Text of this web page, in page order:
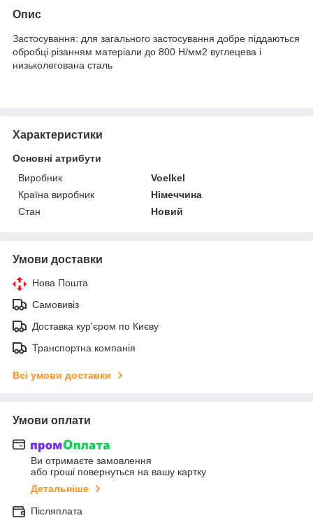
Опис
Застосування: для загального застосування добре піддаються
обробці різанням матеріали до 800 Н/мм2 вуглецева і
низьколегована сталь
Характеристики
Основні атрибути
Виробник
Voelkel
Країна виробник
Німеччина
Стан
Новий
Умови доставки
Нова Пошта
Самовивіз
Доставка кур'єром по Києву
Транспортна компанія
Всі умови доставки
Умови оплати
Ви отримаєте замовлення
або гроші повернуться на вашу картку
Детальніше
Післяплата